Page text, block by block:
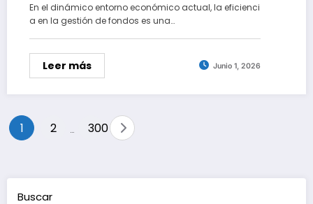
En el dinámico entorno económico actual, la eficienci
a en la gestión de fondos es una…
Leer más Junio 1, 2026
Paginación
1 2 300
Buscar